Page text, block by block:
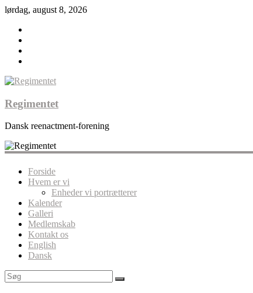
lørdag, august 8, 2026
Regimentet
Dansk reenactment-forening
Forside
Hvem er vi
Enheder vi portrætterer
Kalender
Galleri
Medlemskab
Kontakt os
English
Dansk